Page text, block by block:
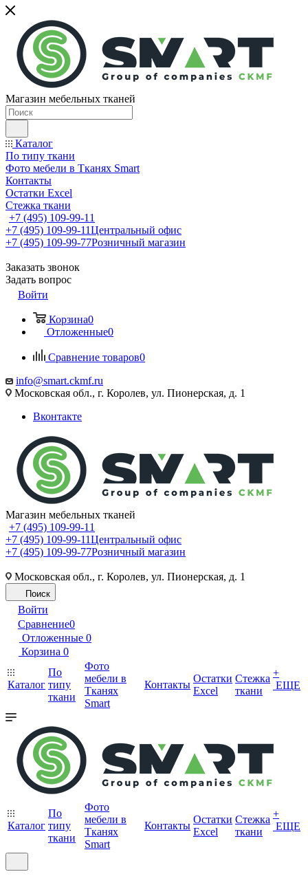
Магазин мебельных тканей
Каталог
По типу ткани
Фото мебели в Тканях Smart
Контакты
Остатки Excel
Стежка ткани
+7 (495) 109-99-11
+7 (495) 109-99-11Центральный офис
+7 (495) 109-99-77Розничный магазин
Заказать звонок
Задать вопрос
Войти
Корзина0
Отложенные0
Сравнение товаров0
info@smart.ckmf.ru
Московская обл., г. Королев, ул. Пионерская, д. 1
Вконтакте
Магазин мебельных тканей
+7 (495) 109-99-11
+7 (495) 109-99-11Центральный офис
+7 (495) 109-99-77Розничный магазин
Московская обл., г. Королев, ул. Пионерская, д. 1
Поиск
Войти
Сравнение0
Отложенные 0
Корзина 0
Каталог
По
типу
ткани
Фото
мебели в
Тканях
Smart
Контакты
Остатки
Excel
Стежка
ткани
+
ЕЩЕ
Каталог
По
типу
ткани
Фото
мебели в
Тканях
Smart
Контакты
Остатки
Excel
Стежка
ткани
+
ЕЩЕ